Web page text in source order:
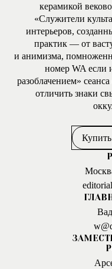
керамикой
«Служители
интерьеров,
практик — от
и анимизма,
номер WA если
разоблачением»
отличить знаки
Купить